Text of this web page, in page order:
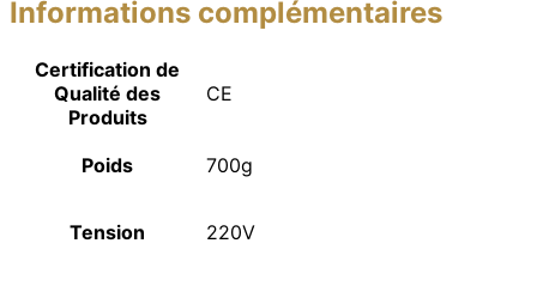
Informations complémentaires
Certification de
Qualité des
Produits
CE
Poids 700g
Tension 220V